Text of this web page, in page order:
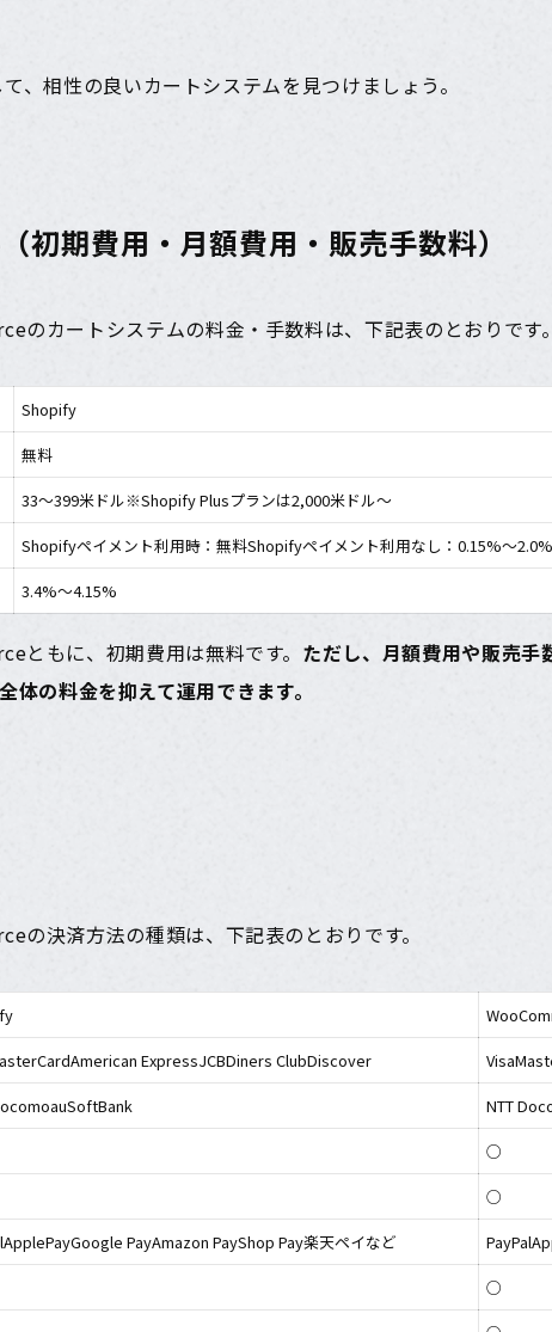
、相性の良いカートシステムを見つけましょう。
初期費用・月額費用・販売手数料）
のカートシステムの料金・手数料は、下記表のとおりです。
Shopify
無料
33〜399米ドル※Shopify Plusプランは2,000米ドル〜
Shopifyペイメント利用時：無料Shopifyペイメント利用なし：0.15%〜2.0%
3.4%〜4.15%
ともに、初期費用は無料です。 ただし、月額費用や販売手
の料金を抑えて運用できます。
の決済方法の種類は、下記表のとおりです。
ExpressJCBDiners ClubDiscover
NTT
○
○
PayAmazon PayShop Pay楽天ペイなど
○